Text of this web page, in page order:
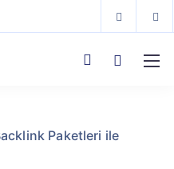
Paketleri ile